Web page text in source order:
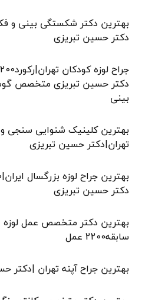
بهترین دکتر شکستگی بینی و
دکتر حسین تبریزی
دکتر حسین تبریزی متخصص
بینی
بهترین کلینیک شنوایی
تهران|دکتر حسین تبریزی
دکتر حسین تبریزی
بهترین دکتر متخصص عمل لوزه
سابقه2200 عمل
بهترین جراح آپنه تهران |دکتر